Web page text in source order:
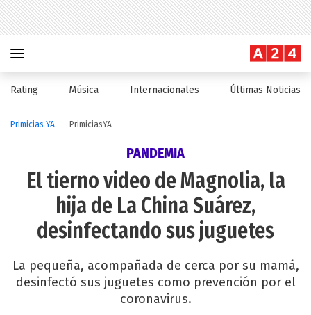
Rating Música Internacionales Últimas Noticias
Primicias YA PrimiciasYA
PANDEMIA
El tierno video de Magnolia, la
hija de La China Suárez,
desinfectando sus juguetes
La pequeña, acompañada de cerca por su mamá,
desinfectó sus juguetes como prevención por el
coronavirus.